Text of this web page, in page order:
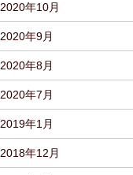
2020年10月
2020年9月
2020年8月
2020年7月
2019年1月
2018年12月